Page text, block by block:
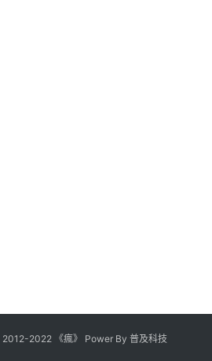
2012-2022《瘋》 Power By 普及科技